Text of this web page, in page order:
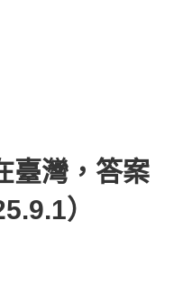
臺灣，答案
）